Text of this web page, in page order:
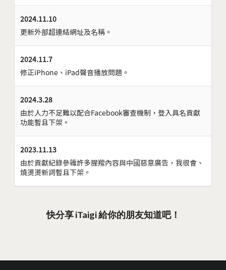
2024.11.10
更新外部超連結網址及名稱。
2024.11.7
修正iPhone、iPad聲音播放問題。
2024.3.28
由於人力不足難以配合Facebook審查機制，登入具名貢獻
功能暫且下架。
2023.11.13
由於貢獻紀錄參雜許多腥羶內容與中國惡意廣告，我很會、
燒燙燙新詞暫且下架。
快分享 iTaigi 給你的朋友知道吧！